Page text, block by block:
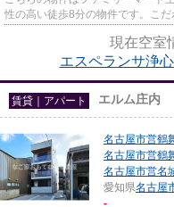
性の高い徒歩8分の物件です。こ
現在空室
エスペランサ浄
賃貸｜アパート エルム庄内
名古屋市営鶴
名古屋市営鶴
名古屋市営名
愛知県名古屋
-